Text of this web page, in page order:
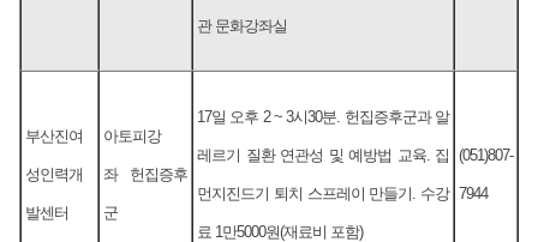
관 문화강좌실
부산진여
성인력개
발센터
아토피강
좌 헌집증후
군
17일 오후 2 ~ 3시30분. 헌집증후군과 알
레르기 질환 연관성 및 예방법 교육. 집
먼지진드기 퇴치 스프레이 만들기. 수강
료 1만5000원(재료비 포함)
(051)807-
7944